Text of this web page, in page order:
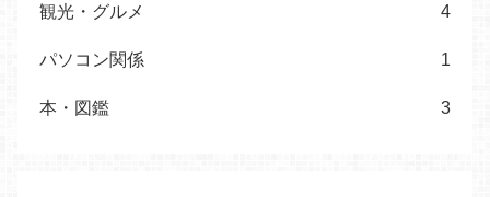
観光・グルメ 4
パソコン関係 1
本・図鑑 3